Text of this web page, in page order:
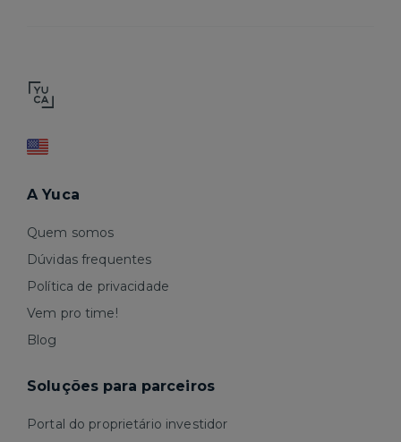
A Yuca
Quem somos
Dúvidas frequentes
Política de privacidade
Vem pro time!
Blog
Soluções para parceiros
Portal do proprietário investidor